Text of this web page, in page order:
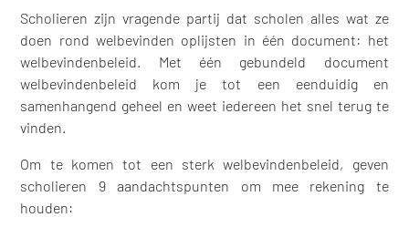
Scholieren zijn vragende partij dat scholen alles wat ze
doen rond welbevinden oplijsten in één document: het
welbevindenbeleid. Met één gebundeld document
welbevindenbeleid kom je tot een eenduidig en
samenhangend geheel en weet iedereen het snel terug te
vinden.
Om te komen tot een sterk welbevindenbeleid, geven
scholieren 9 aandachtspunten om mee rekening te
houden: